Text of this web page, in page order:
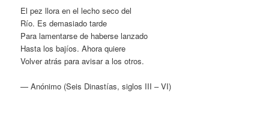
El pez llora en el lecho seco del
Río. Es demasiado tarde
Para lamentarse de haberse lanzado
Hasta los bajíos. Ahora quiere
Volver atrás para avisar a los otros.
— Anónimo (Seis Dinastías, siglos III – VI)